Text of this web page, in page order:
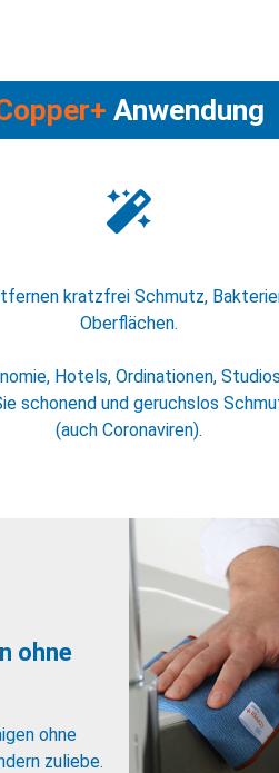
Anwendung
kratzfrei Schmutz,
Oberflächen.
Hotels, Ordinationen,
schonend und geruchslos
(auch Coronaviren).
ohne
ohne
zuliebe.